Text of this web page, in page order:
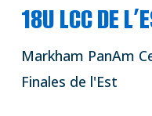
18U LCC DE
Markham PanAm
Finales de l'Est